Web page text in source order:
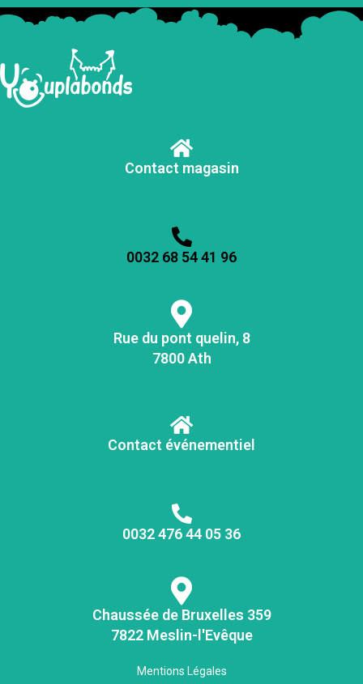
Contact magasin
0032 68 54 41 96
Rue du pont quelin, 8
7800 Ath
Contact événementiel
0032 476 44 05 36
Chaussée de Bruxelles 359
7822 Meslin-l'Evêque
Mentions Légales